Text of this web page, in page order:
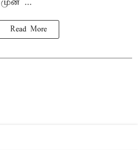
Read More